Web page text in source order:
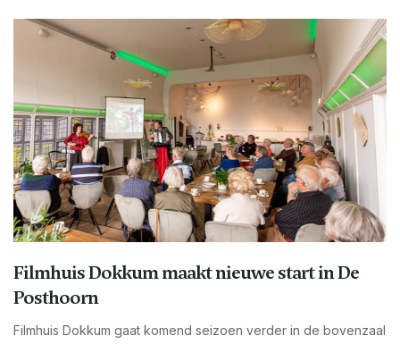
Filmhuis Dokkum maakt nieuwe start in De
Posthoorn
Filmhuis Dokkum gaat komend seizoen verder in de bovenzaal